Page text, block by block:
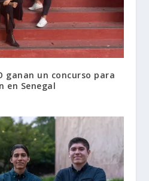
ganan un concurso para
en Senegal